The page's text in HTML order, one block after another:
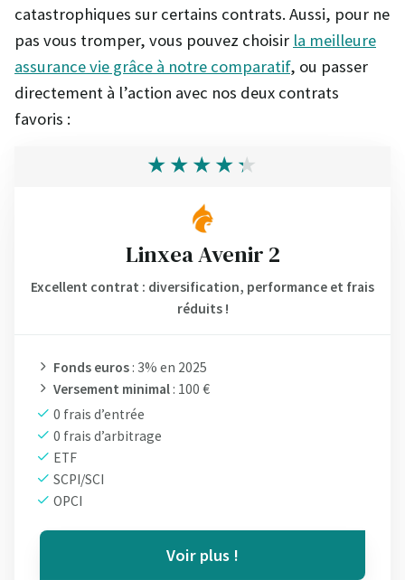
catastrophiques sur certains contrats. Aussi, pour ne
pas vous tromper, vous pouvez choisir la meilleure
assurance vie grâce à notre comparatif, ou passer
directement à l’action avec nos deux contrats
favoris :
Linxea Avenir 2
Excellent contrat : diversification, performance et frais
réduits !
Fonds euros : 3% en 2025
Versement minimal : 100 €
0 frais d’entrée
0 frais d’arbitrage
ETF
SCPI/SCI
OPCI
Voir plus !